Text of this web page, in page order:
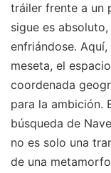
tráiler frente a un
sigue es
enfriándose.
meseta, el
coordenada
para la ambición.
búsqueda de
no es solo una
de una